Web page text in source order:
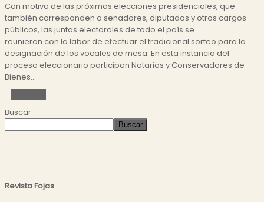
Con motivo de las próximas elecciones presidenciales, que
también corresponden a senadores, diputados y otros cargos
públicos, las juntas electorales de todo el país se
reunieron con la labor de efectuar el tradicional sorteo para la
designación de los vocales de mesa. En esta instancia del
proceso eleccionario participan Notarios y Conservadores de
Bienes...
Buscar
Buscar
Revista Fojas